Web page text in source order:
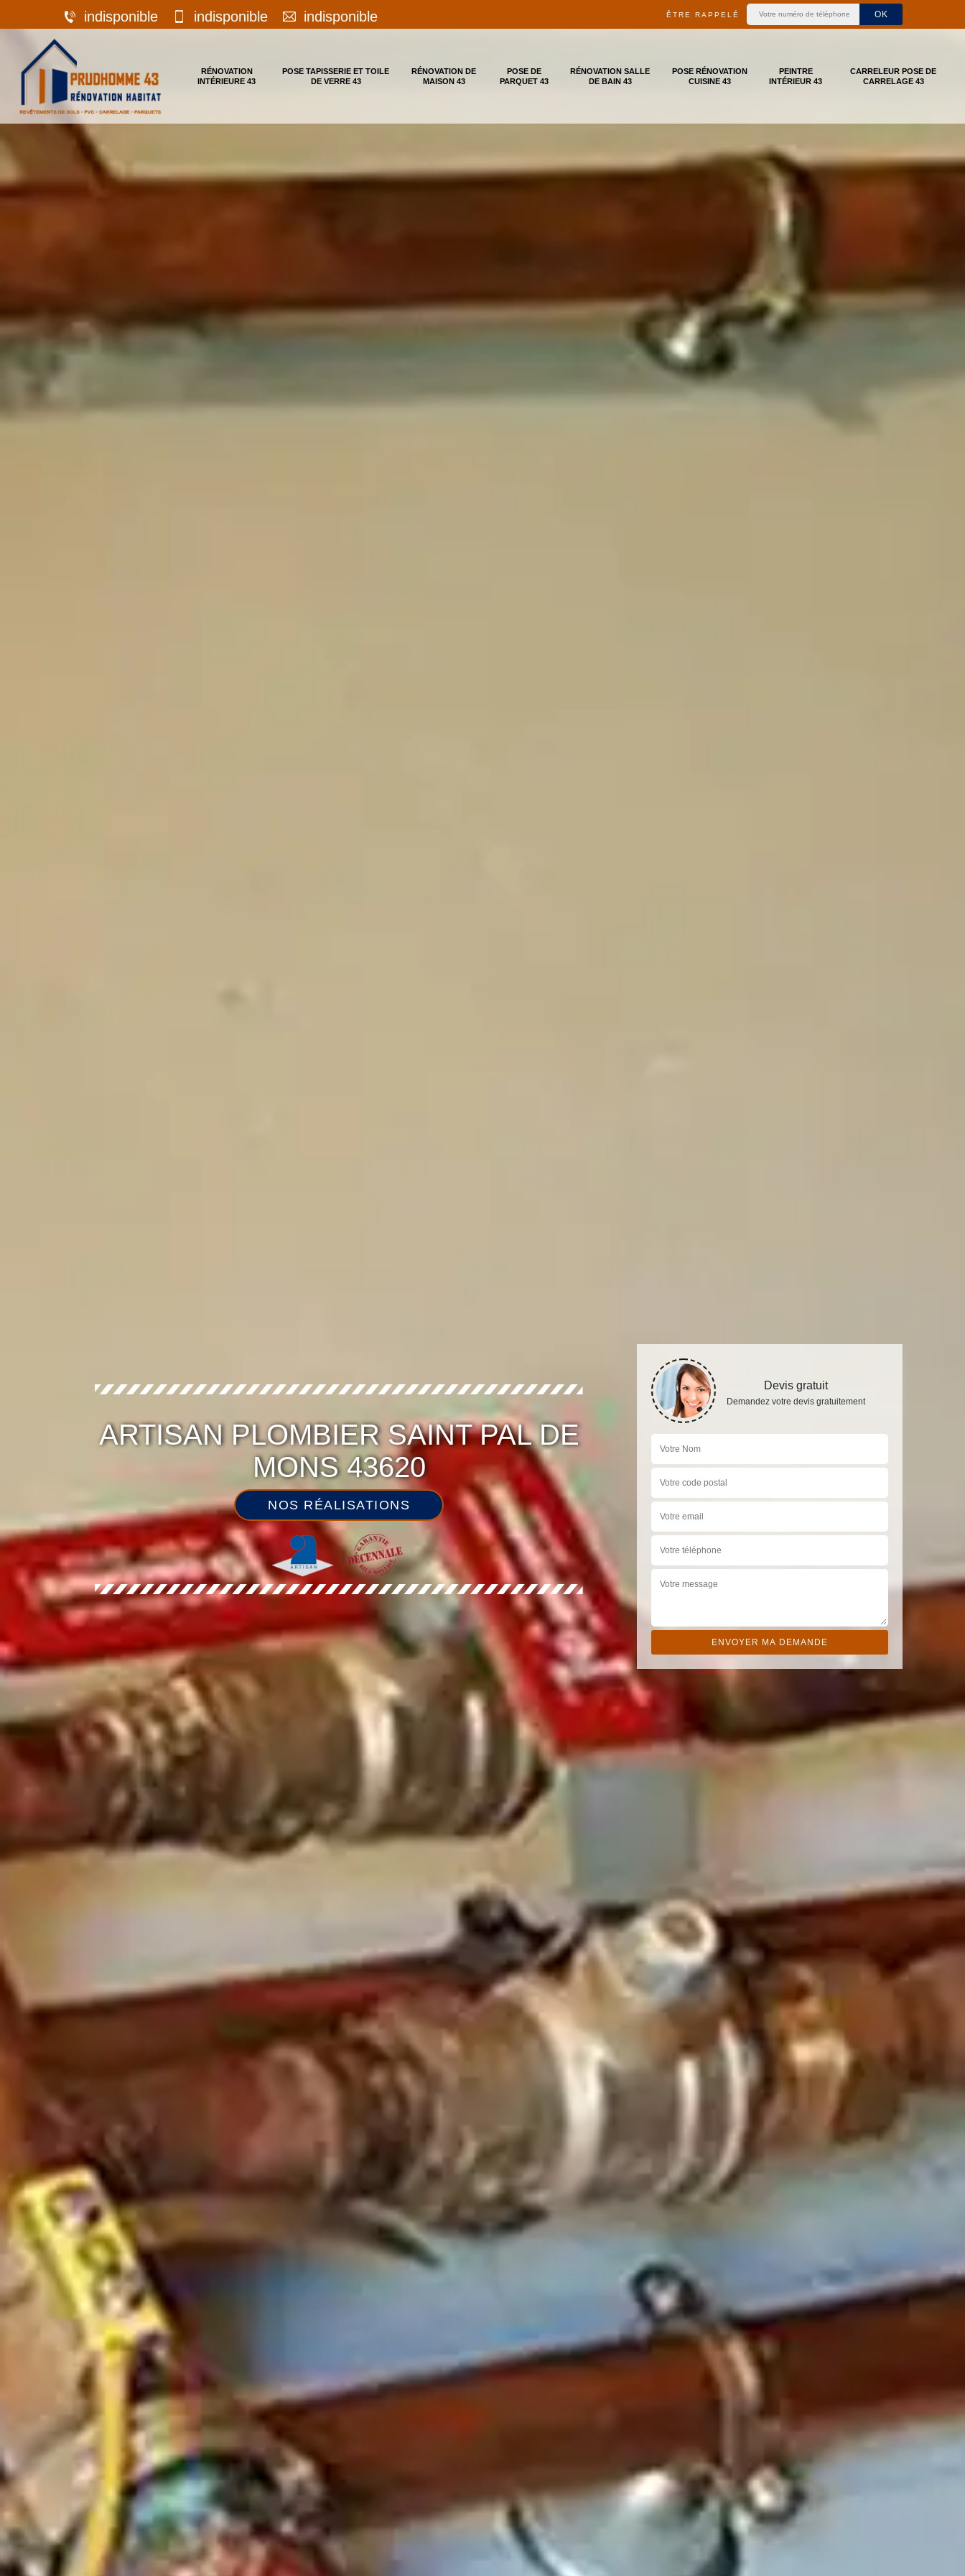
indisponible indisponible indisponible ÊTRE RAPPELÉ
RÉNOVATION
INTÉRIEURE 43
POSE TAPISSERIE ET TOILE
DE VERRE 43
RÉNOVATION DE
MAISON 43
POSE DE
PARQUET 43
RÉNOVATION SALLE
DE BAIN 43
POSE RÉNOVATION
CUISINE 43
PEINTRE
INTÉRIEUR 43
CARRELEUR POSE DE
CARRELAGE 43
ARTISAN PLOMBIER SAINT PAL DE
MONS 43620
NOS RÉALISATIONS
Devis gratuit
Demandez votre devis gratuitement